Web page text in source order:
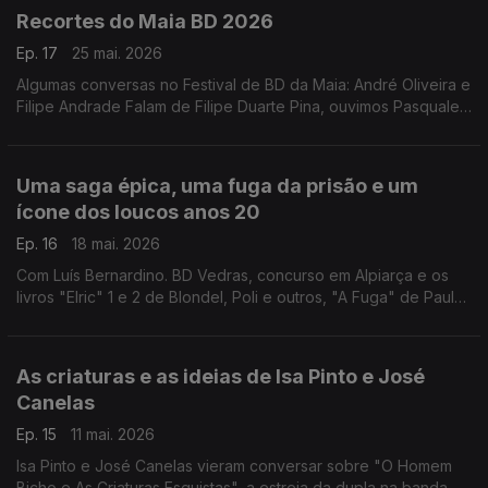
Recortes do Maia BD 2026
Ep. 17
25 mai. 2026
Algumas conversas no Festival de BD da Maia: André Oliveira e
Filipe Andrade Falam de Filipe Duarte Pina, ouvimos Pasquale
Uma saga épica, uma fuga da prisão e um
ícone dos loucos anos 20
Ep. 16
18 mai. 2026
Com Luís Bernardino. BD Vedras, concurso em Alpiarça e os
livros "Elric" 1 e 2 de Blondel, Poli e outros, "A Fuga" de Paulo
As criaturas e as ideias de Isa Pinto e José
Canelas
Ep. 15
11 mai. 2026
Isa Pinto e José Canelas vieram conversar sobre "O Homem